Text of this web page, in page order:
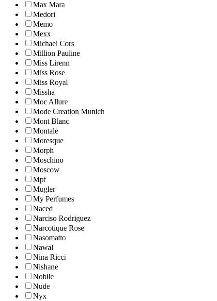
Max Mara
Medori
Memo
Mexx
Michael Cors
Million Pauline
Miss Lirenn
Miss Rose
Miss Royal
Missha
Moc Allure
Mode Creation Munich
Mont Blanc
Montale
Moresque
Morph
Moschino
Moscow
Mpf
Mugler
My Perfumes
Naced
Narciso Rodriguez
Narcotique Rose
Nasomatto
Nawal
Nina Ricci
Nishane
Nobile
Nude
Nyx